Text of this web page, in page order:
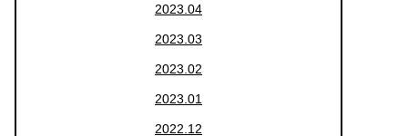
2023.04
2023.03
2023.02
2023.01
2022.12